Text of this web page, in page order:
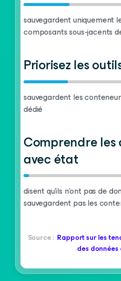
sauvegardent uniquement
composants sous-jacents
Priorisez les
sauvegardent les
dédié
Comprendre les
avec état
disent qu'ils n'ont pas de
sauvegardent pas les
Source : Rapport sur les
des